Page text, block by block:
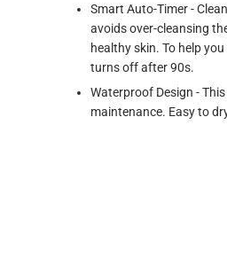
Smart Auto-Timer -
avoids over-cleansing
healthy skin. To help
turns off after 90s.
Waterproof Design -
maintenance. Easy to